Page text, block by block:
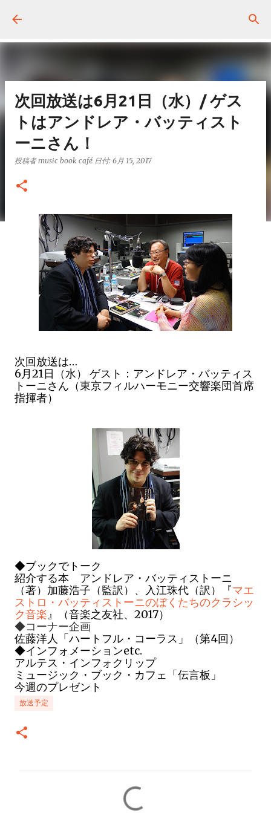
次回放送は6月21日（水）/ ゲス
トはアンドレア・バッティスト
ーニさん！
投稿者music book café 日付: 6月 15, 2017
次回放送は…
6月21日（水） ゲスト：アンドレア・バッティス
トーニさん（東京フィルハーモニー交響楽団首席
指揮者）
◆ブックでトーク
紹介する本 アンドレア・バッティストーニ
（著）加藤浩子（監訳）、入江珠代（訳）『マエ
ストロ・バッティストーニのぼくたちのクラシッ
ク音楽』 （音楽之友社、 2017）
◆コーナー企画
佐藤洋人「ハートフル・コーラス」（第4回）
◆インフォメーションetc.
アルテス・インフォクリップ
ミュージック・ブック・カフェ「伝言板」
今週のプレゼント
放送予定